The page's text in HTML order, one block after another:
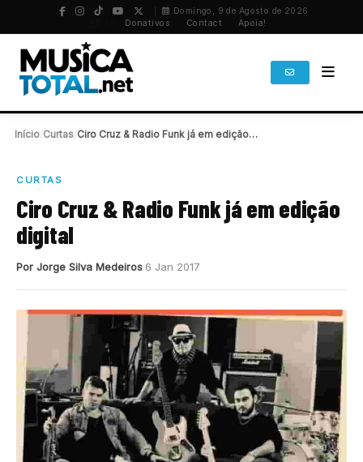
Domingo, 9 de Agosto de 2026
Donativos Contact Apoia!
Início Curtas Ciro Cruz & Radio Funk já em edição…
CURTAS
Ciro Cruz & Radio Funk já em edição
digital
Por Jorge Silva Medeiros 6 Jan 2017